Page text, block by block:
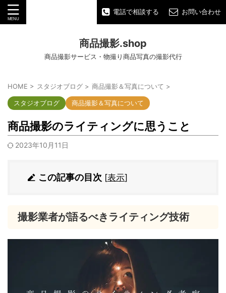
電話で相談する お問い合わせ
商品撮影.shop
商品撮影サービス・物撮り商品写真の撮影代行
HOME > スタジオブログ > 商品撮影＆写真について >
スタジオブログ 商品撮影＆写真について
商品撮影のライティングに思うこと
2023年10月11日
この記事の目次 [表示]
撮影業者が語るべきライティング技術